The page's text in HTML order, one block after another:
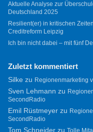
Aktuelle Analyse zur
Deutschland 2025
Resilient(er) in kritischen
Creditreform Leipzig
Ich bin nicht dabei – mit fünf
Zuletzt kommentiert
Silkezu Regionenmarketing
Sven Lehmann zu
SecondRadio
Emil Rüstmeyerzu
SecondRadio
Tom Schneiderzu Tolle